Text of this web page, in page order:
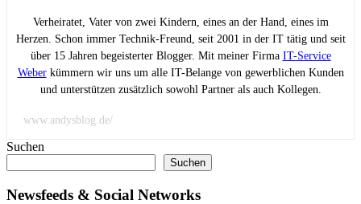
Verheiratet, Vater von zwei Kindern, eines an der Hand, eines im
Herzen. Schon immer Technik-Freund, seit 2001 in der IT tätig und seit
über 15 Jahren begeisterter Blogger. Mit meiner Firma IT-Service
Weberkümmern wir uns um alle IT-Belange von gewerblichen Kunden
und unterstützen zusätzlich sowohl Partner als auch Kollegen.
www.andysblog.de/
Suchen
Suchen
Newsfeeds & Social Networks